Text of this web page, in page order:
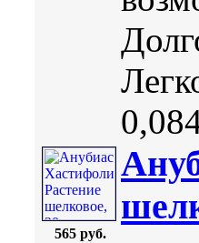
565 руб.